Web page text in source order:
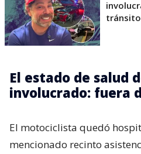
El estado de salud
involucrado: fuera
El motociclista quedó
mencionado recinto